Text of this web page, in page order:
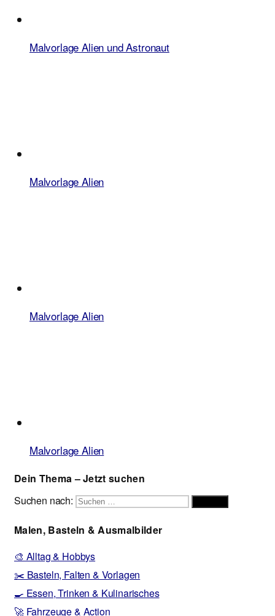
Malvorlage Alien und Astronaut
Malvorlage Alien
Malvorlage Alien
Malvorlage Alien
Dein Thema – Jetzt suchen
Suchen nach:
Malen, Basteln & Ausmalbilder
🎨 Alltag & Hobbys
✂️ Basteln, Falten & Vorlagen
🍳 Essen, Trinken & Kulinarisches
🚀 Fahrzeuge & Action